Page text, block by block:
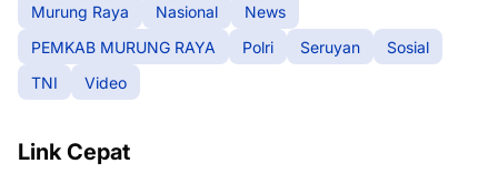
Murung Raya
Nasional
News
PEMKAB MURUNG RAYA
Polri Seruyan
Sosial
TNI
Video
Link Cepat